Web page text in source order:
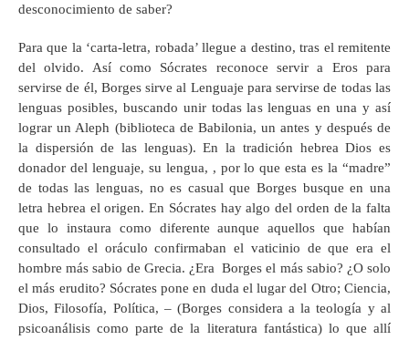
desconocimiento de saber?
Para que la ‘carta-letra, robada’ llegue a destino, tras el remitente
del olvido. Así como Sócrates reconoce servir a Eros para
servirse de él, Borges sirve al Lenguaje para servirse de todas las
lenguas posibles, buscando unir todas las lenguas en una y así
lograr un Aleph (biblioteca de Babilonia, un antes y después de
la dispersión de las lenguas). En la tradición hebrea Dios es
donador del lenguaje, su lengua, , por lo que esta es la “madre”
de todas las lenguas, no es casual que Borges busque en una
letra hebrea el origen. En Sócrates hay algo del orden de la falta
que lo instaura como diferente aunque aquellos que habían
consultado el oráculo confirmaban el vaticinio de que era el
hombre más sabio de Grecia. ¿Era Borges el más sabio? ¿O solo
el más erudito? Sócrates pone en duda el lugar del Otro; Ciencia,
Dios, Filosofía, Política, – (Borges considera a la teología y al
psicoanálisis como parte de la literatura fantástica) lo que allí